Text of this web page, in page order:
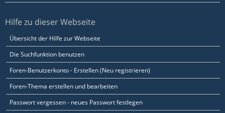
Hilfe zu dieser Webseite
Übersicht der Hilfe zur Webseite
Die Suchfunktion benutzen
Foren-Benutzerkonto - Erstellen (Neu registrieren)
Foren-Thema erstellen und bearbeiten
Passwort vergessen - neues Passwort festlegen